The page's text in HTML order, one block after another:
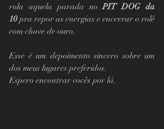
rola aquela parada no PIT DOG da
10 pra repor as energias e encerrar o rolê
com chave de ouro.
Esse é um depoimento sincero sobre um
dos meus lugares preferidos.
Espero encontrar vocês por lá.